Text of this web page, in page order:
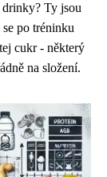
Ty jsou
po tréninku
cukr - některý
na složení.